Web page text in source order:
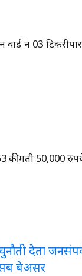
नं 03
कीमती 50,000
देता
सब बेअसर